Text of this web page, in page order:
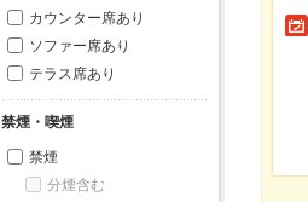
カウンター席あり
ソファー席あり
テラス席あり
禁煙・喫煙
禁煙
分煙含む